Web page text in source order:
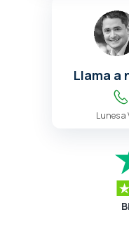
Llama a
Lunes a